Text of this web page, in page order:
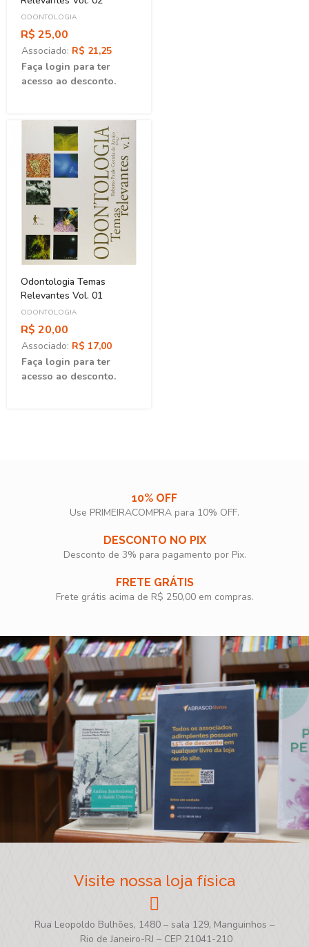
ODONTOLOGIA
R$ 25,00
Associado: R$ 21,25
Faça login para ter
acesso ao desconto.
Odontologia Temas
Relevantes Vol. 01
ODONTOLOGIA
R$ 20,00
Associado: R$ 17,00
Faça login para ter
acesso ao desconto.
10% OFF
Use PRIMEIRACOMPRA para 10% OFF.​
DESCONTO NO PIX
Desconto de 3% para pagamento por Pix.
FRETE GRÁTIS
Frete grátis acima de R$ 250,00 em compras.
Visite nossa loja física
Rua Leopoldo Bulhões, 1480 – sala 129, Manguinhos –
Rio de Janeiro-RJ – CEP 21041-210